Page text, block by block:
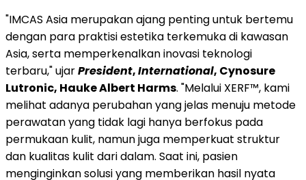
"IMCAS Asia merupakan ajang penting untuk bertemu
dengan para praktisi estetika terkemuka di kawasan
Asia, serta memperkenalkan inovasi teknologi
terbaru," ujarPresident,International, Cynosure
Lutronic, Hauke Albert Harms. "Melalui XERF™, kami
melihat adanya perubahan yang jelas menuju metode
perawatan yang tidak lagi hanya berfokus pada
permukaan kulit, namun juga memperkuat struktur
dan kualitas kulit dari dalam. Saat ini, pasien
menginginkan solusi yang memberikan hasil nyata